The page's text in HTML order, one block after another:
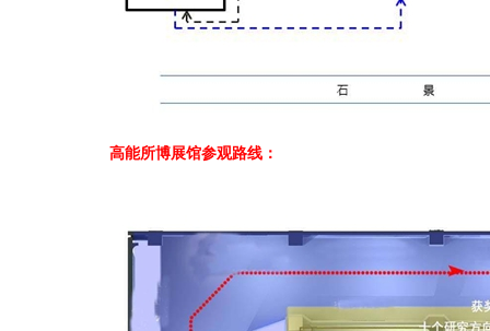
高能所博展馆参观路线：